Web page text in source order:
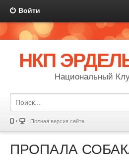
Войти
НКП
Национальный
Полная версия сайта
ПРОПАЛА